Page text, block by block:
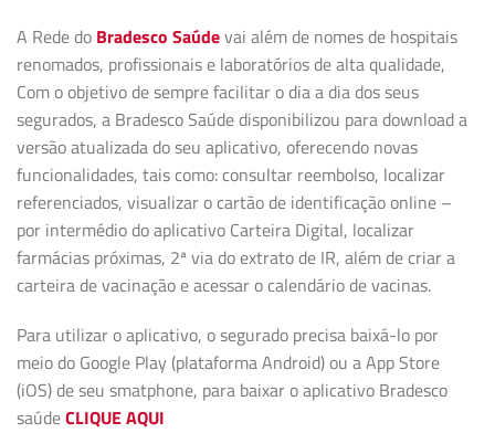
A Rede do Bradesco Saúdevai além de nomes de hospitais
renomados, profissionais e laboratórios de alta qualidade,
Com o objetivo de sempre facilitar o dia a dia dos seus
segurados, a Bradesco Saúde disponibilizou para download a
versão atualizada do seu aplicativo, oferecendo novas
funcionalidades, tais como: consultar reembolso, localizar
referenciados, visualizar o cartão de identificação online –
por intermédio do aplicativo Carteira Digital, localizar
farmácias próximas, 2ª via do extrato de IR, além de criar a
carteira de vacinação e acessar o calendário de vacinas.
Para utilizar o aplicativo, o segurado precisa baixá-lo por
meio do Google Play (plataforma Android) ou a App Store
(iOS) de seu smatphone, para baixar o aplicativo Bradesco
saúdeCLIQUE AQUI